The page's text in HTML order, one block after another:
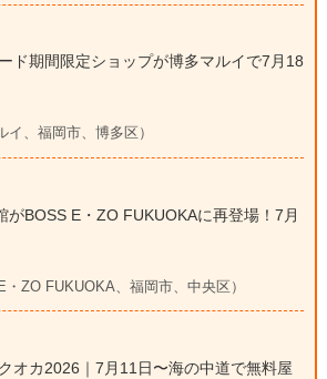
ド期間限定ショップが博多マルイで7月18
、福岡市、博多区）
がBOSS E・ZO FUKUOKAに再登場！7月
ZO FUKUOKA、福岡市、中央区）
オカ2026｜7月11日〜海の中道で無料屋